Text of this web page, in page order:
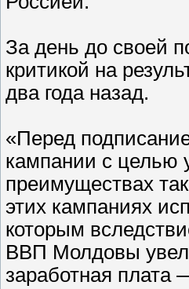
За день до своей
критикой на
два года назад.
«Перед
кампании с целью
преимуществах
этих кампаниях
которым
ВВП Молдовы
заработная плата